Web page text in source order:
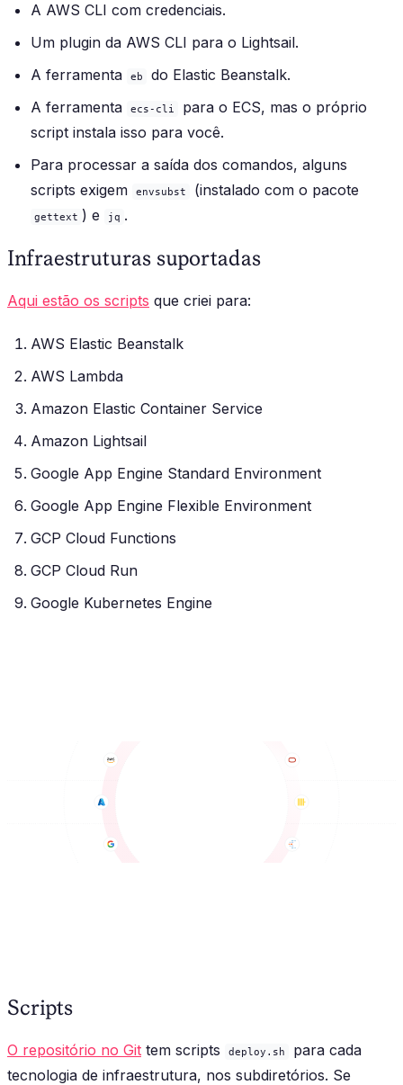
A AWS CLI com credenciais.
Um plugin da AWS CLI para o Lightsail.
A ferramenta
eb
do Elastic Beanstalk.
A ferramenta
ecs-cli
para o ECS, mas o próprio
script instala isso para você.
Para processar a saída dos comandos, alguns
scripts exigem
envsubst (instalado com o pacote
gettext ) e jq .
Infraestruturas suportadas
Aqui estão os scripts que criei para:
AWS Elastic Beanstalk
AWS Lambda
Amazon Elastic Container Service
Amazon Lightsail
Google App Engine Standard Environment
Google App Engine Flexible Environment
GCP Cloud Functions
GCP Cloud Run
Google Kubernetes Engine
Scripts
O repositório no Git tem scripts deploy.sh
para cada
tecnologia de infraestrutura, nos subdiretórios. Se